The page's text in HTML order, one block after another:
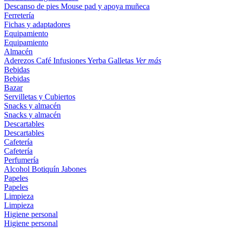
Descanso de pies Mouse pad y apoya muñeca
Ferretería
Fichas y adaptadores
Equipamiento
Equipamiento
Almacén
Aderezos Café InfusionesYerba Galletas Ver más
Bebidas
Bebidas
Bazar
Servilletas y Cubiertos
Snacks y almacén
Snacks y almacén
Descartables
Descartables
Cafetería
Cafetería
Perfumería
Alcohol Botiquín Jabones
Papeles
Papeles
Limpieza
Limpieza
Higiene personal
Higiene personal